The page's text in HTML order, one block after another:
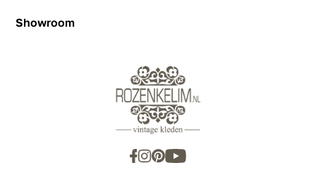
Showroom